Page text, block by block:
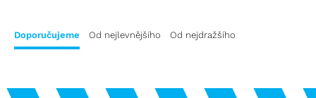
Speciální bedny
Logistika pro zdravotnictví
Modulární organizační vozík MPO
Příslušenství žebříků výprodej
Doporučujeme Od nejlevnějšího Od nejdražšího